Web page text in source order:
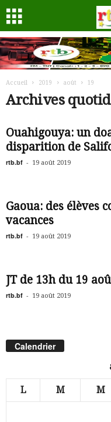
Accueil 2019 août 19
Archives
Ouahigouya: un
disparition de
rtb.bf - 19 août 2019
Gaoua: des élèves
vacances
rtb.bf - 19 août 2019
JT de 13h du 19
rtb.bf - 19 août 2019
Calendrier
L M M